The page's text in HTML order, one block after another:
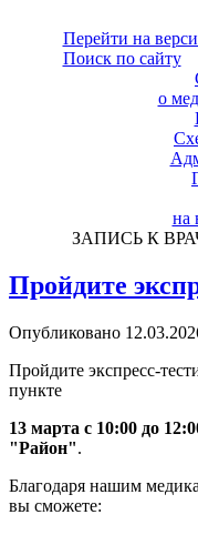
Перейти на
Поиск по сайту
о
на
ЗАПИСЬ К
Пройдите
Опубликовано
Пройдите экспресс-
пункте
13 марта с 10:00 до
"Район".
Благодаря нашим
вы сможете: